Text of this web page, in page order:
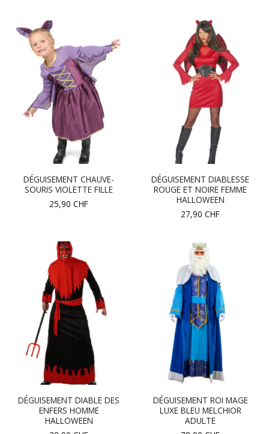
DÉGUISEMENT CHAUVE-
SOURIS VIOLETTE FILLE
25,90 CHF
DÉGUISEMENT DIABLESSE
ROUGE ET NOIRE FEMME
HALLOWEEN
27,90 CHF
DÉGUISEMENT DIABLE DES
ENFERS HOMME
HALLOWEEN
DÉGUISEMENT ROI MAGE
LUXE BLEU MELCHIOR
ADULTE